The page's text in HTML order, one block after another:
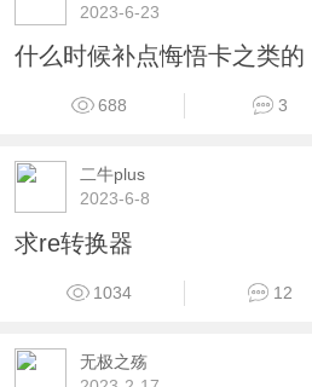
2023-6-23
什么时候补点悔悟卡之类的
688 3
二牛plus
2023-6-8
求re转换器
1034 12
无极之殇